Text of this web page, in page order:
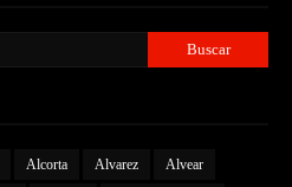
Alcorta Alvarez Alvear